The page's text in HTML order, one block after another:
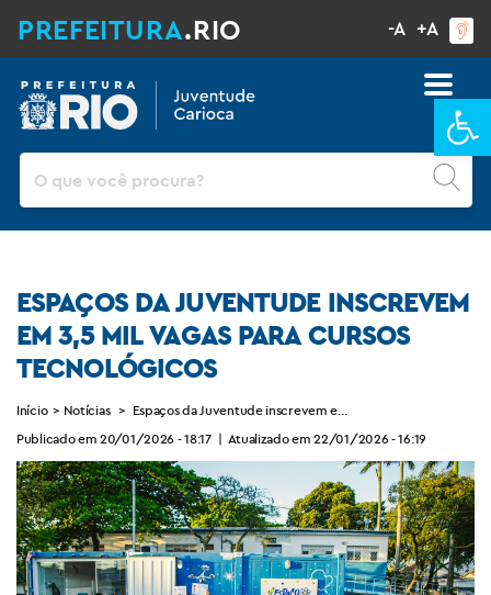
PREFEITURA.RIO -A +A
Pesquisar
ESPAÇOS DA JUVENTUDE INSCREVEM
EM 3,5 MIL VAGAS PARA CURSOS
TECNOLÓGICOS
Início > Notícias > Espaços da Juventude inscrevem em 3,5 mil vagas para
Publicado em 20/01/2026 - 18:17 | Atualizado em 22/01/2026 - 16:19